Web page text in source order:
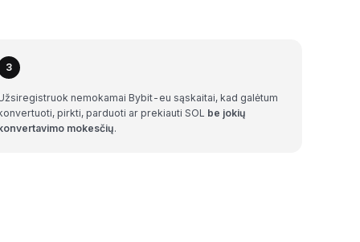
3
nemokamai Bybit-eu sąskaitai, kad galėtum
pirkti, parduoti ar prekiauti SOL be jokių
mokesčių.